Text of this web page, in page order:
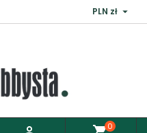
PLN zł 
0